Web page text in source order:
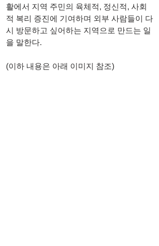
활에서 지역 주민의 육체적, 정신적, 사회
적 복리 증진에 기여하며 외부 사람들이 다
시 방문하고 싶어하는 지역으로 만드는 일
을 말한다.
(이하 내용은 아래 이미지 참조)